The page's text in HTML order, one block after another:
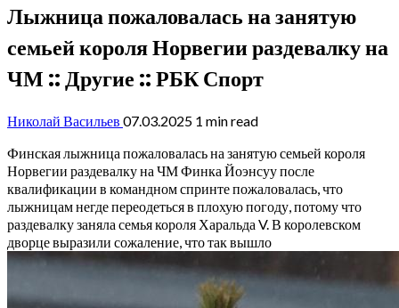
Лыжница пожаловалась на занятую
семьей короля Норвегии раздевалку на
ЧМ :: Другие :: РБК Спорт
Николай Васильев 07.03.2025 1 min read
Финская лыжница пожаловалась на занятую семьей короля
Норвегии раздевалку на ЧМФинка Йоэнсуу после
квалификации в командном спринте пожаловалась, что
лыжницам негде переодеться в плохую погоду, потому что
раздевалку заняла семья короля Харальда V. В королевском
дворце выразили сожаление, что так вышло